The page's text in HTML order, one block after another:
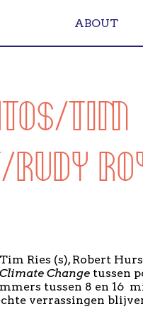
ABOUT
TIM
Ries (s), Robert
Climate Change tussen
tussen 8 en 16
verrassingen